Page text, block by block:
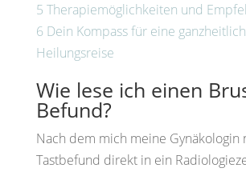
5 Therapiemöglichkeiten und
6 Dein Kompass für eine
Heilungsreise
Wie lese ich einen
Befund?
Nach dem mich meine Gynäkologin
Tastbefund direkt in ein